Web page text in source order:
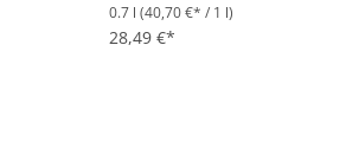
Durchschnittliche Bewertung
0.7 l (40,70 €* / 1 l)
28,49 €*